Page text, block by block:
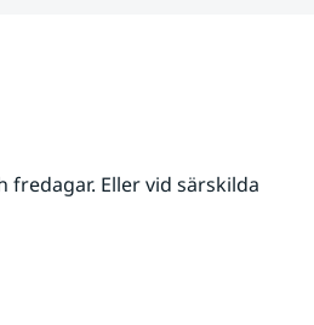
Eller vid särskilda